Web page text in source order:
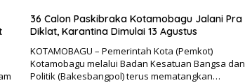
36 Calon Paskibraka Kotamobagu Jalani Pra
Diklat, Karantina Dimulai 13 Agustus
KOTAMOBAGU – Pemerintah Kota (Pemkot)
Kotamobagu melalui Badan Kesatuan Bangsa dan
Politik (Bakesbangpol) terus mematangkan…